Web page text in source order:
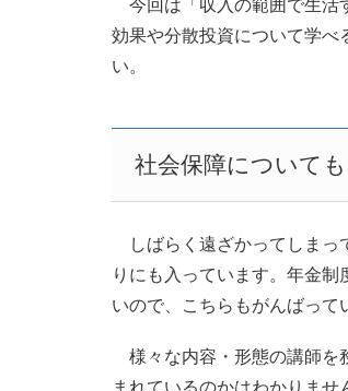
今回は「収入の範囲で生活
効果や分散投資について学べ
い。
社会保障についても
しばらく遠ざかってしまっ
りにも入っています。年金
いので、こちらもがんばって
様々な内容・形態の講師を